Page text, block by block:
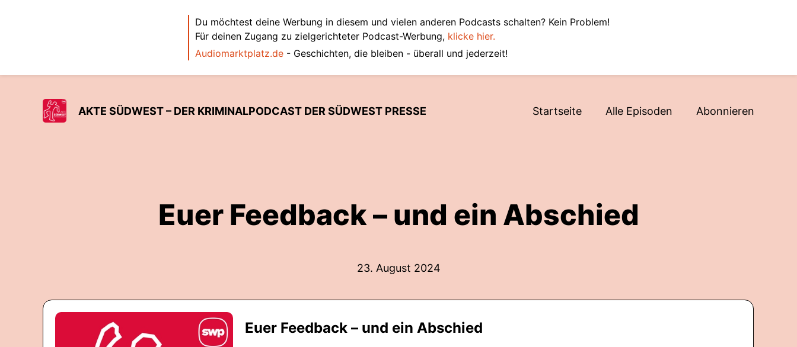
Du möchtest deine Werbung in diesem und vielen anderen Podcasts schalten? Kein Problem!
Für deinen Zugang zu zielgerichteter Podcast-Werbung, klicke hier.
Audiomarktplatz.de- Geschichten, die bleiben - überall und jederzeit!
AKTE SÜDWEST – DER KRIMINALPODCAST DER SÜDWEST PRESSE Startseite Alle Episoden Abonnieren
Euer Feedback – und ein Abschied
23. August 2024